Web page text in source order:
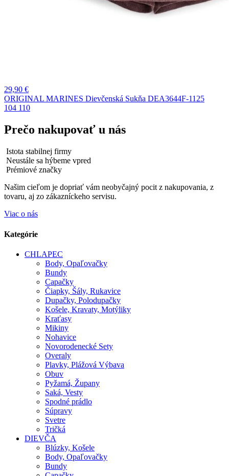
29,90 €
ORIGINAL MARINES Dievčenská Sukňa DEA3644F-1125
104 110
Prečo nakupovať u nás
Istota stabilnej firmy
Neustále sa hýbeme vpred
Prémiové značky
Našim cieľom je dopriať vám neobyčajný pocit z nakupovania, z
tovaru, aj zo zákazníckeho servisu.
Viac o nás
Kategórie
CHLAPEC
Body, Opaľovačky
Bundy
Capačky
Čiapky, Šály, Rukavice
Dupačky, Polodupačky
Košele, Kravaty, Motýliky
Kraťasy
Mikiny
Nohavice
Novorodenecké Sety
Overaly
Plavky, Plážová Výbava
Obuv
Pyžamá, Župany
Saká, Vesty
Spodné prádlo
Súpravy
Svetre
Tričká
DIEVČA
Blúzky, Košele
Body, Opaľovačky
Bundy